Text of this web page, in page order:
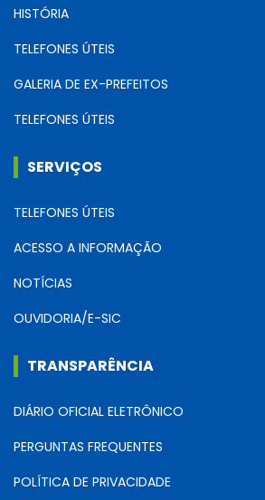
HISTÓRIA
TELEFONES ÚTEIS
GALERIA DE EX-PREFEITOS
TELEFONES ÚTEIS
SERVIÇOS
TELEFONES ÚTEIS
ACESSO A INFORMAÇÃO
NOTÍCIAS
OUVIDORIA/E-SIC
TRANSPARÊNCIA
DIÁRIO OFICIAL ELETRÔNICO
PERGUNTAS FREQUENTES
POLÍTICA DE PRIVACIDADE